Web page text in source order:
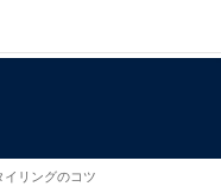
イリングのコツ